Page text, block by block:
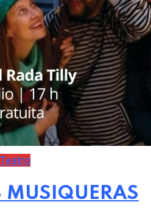
Teatro